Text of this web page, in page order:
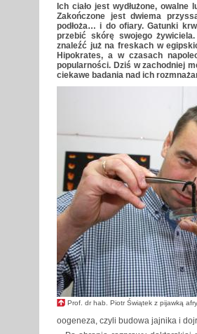
Ich ciało jest wydłużone, owalne
Zakończone jest dwiema
podłoża… i do ofiary. Gatunki
przebić skórę swojego
znaleźć już na freskach w
Hipokrates, a w czasach
popularności. Dziś w zachodniej
ciekawe badania nad ich
Prof. dr hab. Piotr Świątek z pijawką
oogeneza, czyli budowa jajnika i